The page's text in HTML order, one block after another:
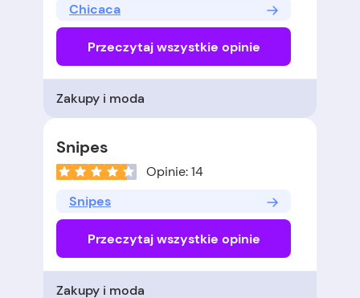
Chicaca
Przeczytaj wszystkie opinie
Zakupy i moda
Snipes
Opinie: 14
Snipes
Przeczytaj wszystkie opinie
Zakupy i moda